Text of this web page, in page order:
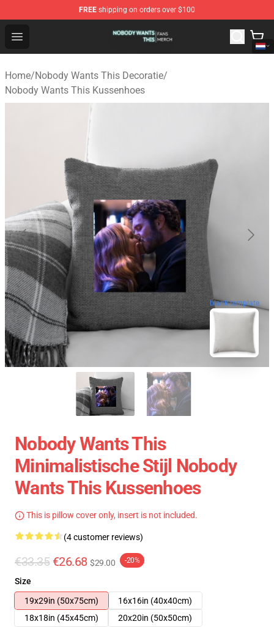
FREE shipping on orders over $100
Open menu
Nobody Wants This Shop - Official Nobody Wants This
Home/Nobody Wants This Decoratie/
Nobody Wants This Kussenhoes
blank template
Nobody Wants This
Minimalistische Stijl Nobody
Wants This Kussenhoes
This is pillow cover only, insert is not included.
(4 customer reviews)
€33.35 €26.68 $29.00 -20%
Size
19x29in (50x75cm)
16x16in (40x40cm)
18x18in (45x45cm)
20x20in (50x50cm)